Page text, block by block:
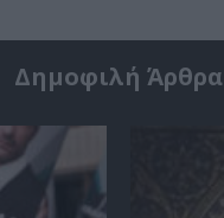
Δημοφιλή Άρθρα